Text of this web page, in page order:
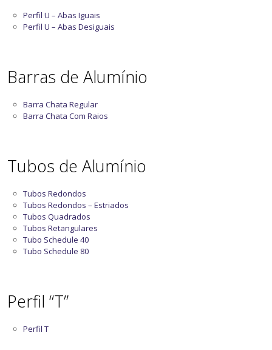
Perfil U – Abas Iguais
Perfil U – Abas Desiguais
Barras de Alumínio
Barra Chata Regular
Barra Chata Com Raios
Tubos de Alumínio
Tubos Redondos
Tubos Redondos – Estriados
Tubos Quadrados
Tubos Retangulares
Tubo Schedule 40
Tubo Schedule 80
Perfil “T”
Perfil T